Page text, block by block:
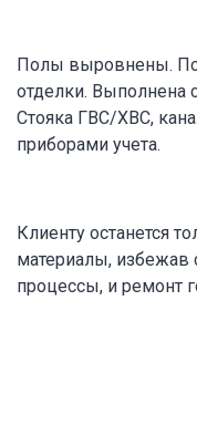
Полы выровнены.
отделки. Выполнена
Стояка ГВС/ХВС,
приборами учета.
Клиенту останется
материалы, избежав
процессы, и ремонт